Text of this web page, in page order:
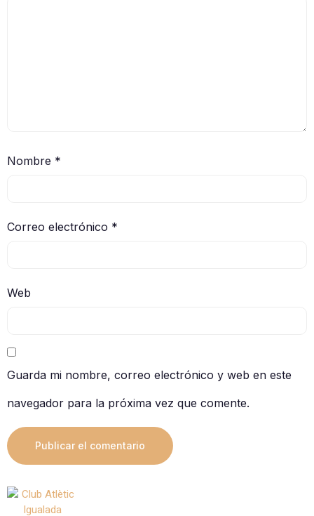
Nombre *
Correo electrónico *
Web
Guarda mi nombre, correo electrónico y web en este
navegador para la próxima vez que comente.